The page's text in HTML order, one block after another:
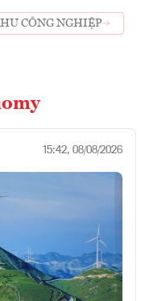
CÔNG NGHIỆP
15:42, 08/08/2026